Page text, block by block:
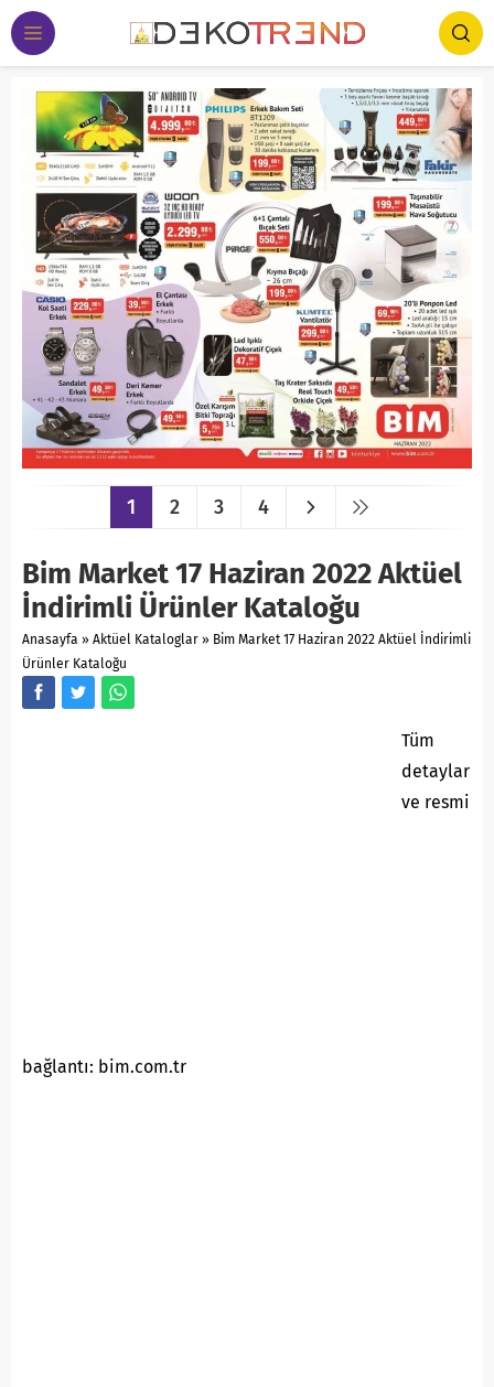
1 2 3 4
Bim Market 17 Haziran 2022 Aktüel
İndirimli Ürünler Kataloğu
Anasayfa » Aktüel Kataloglar » Bim Market 17 Haziran 2022 Aktüel İndirimli
Ürünler Kataloğu
Tüm
detaylar
ve resmi
bağlantı: bim.com.tr